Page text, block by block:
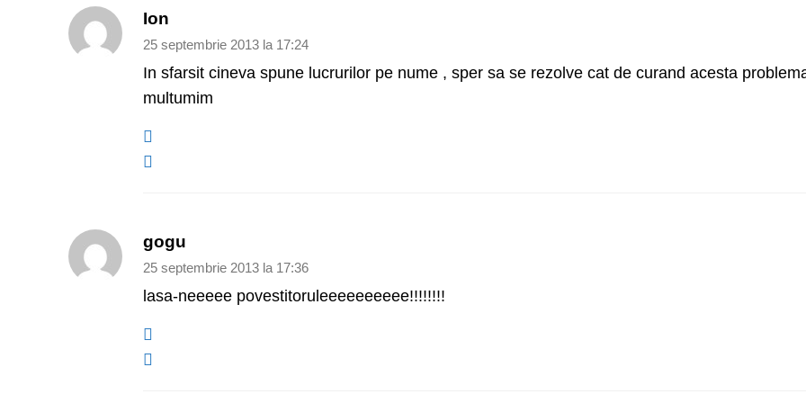
Ion
25 septembrie 2013 la 17:24
In sfarsit cineva spune lucrurilor pe nume , sper sa se rezolve cat de curand acesta
multumim
gogu
25 septembrie 2013 la 17:36
lasa-neeeee povestitoruleeeeeeeeee!!!!!!!!